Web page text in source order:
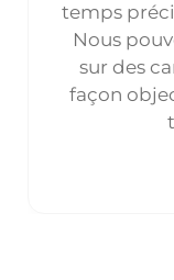
temps
Nous
sur des
façon